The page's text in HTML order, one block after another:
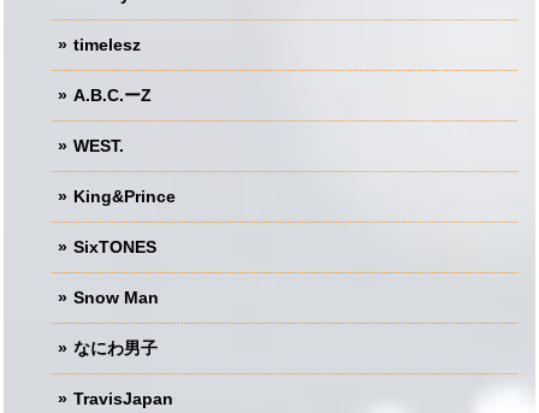
timelesz
A.B.C.ーZ
WEST.
King&Prince
SixTONES
Snow Man
なにわ男子
TravisJapan